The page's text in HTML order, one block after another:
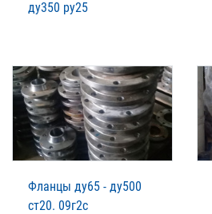
ду350 ру25
Фланцы ду65 - ду500
ст20. 09г2с